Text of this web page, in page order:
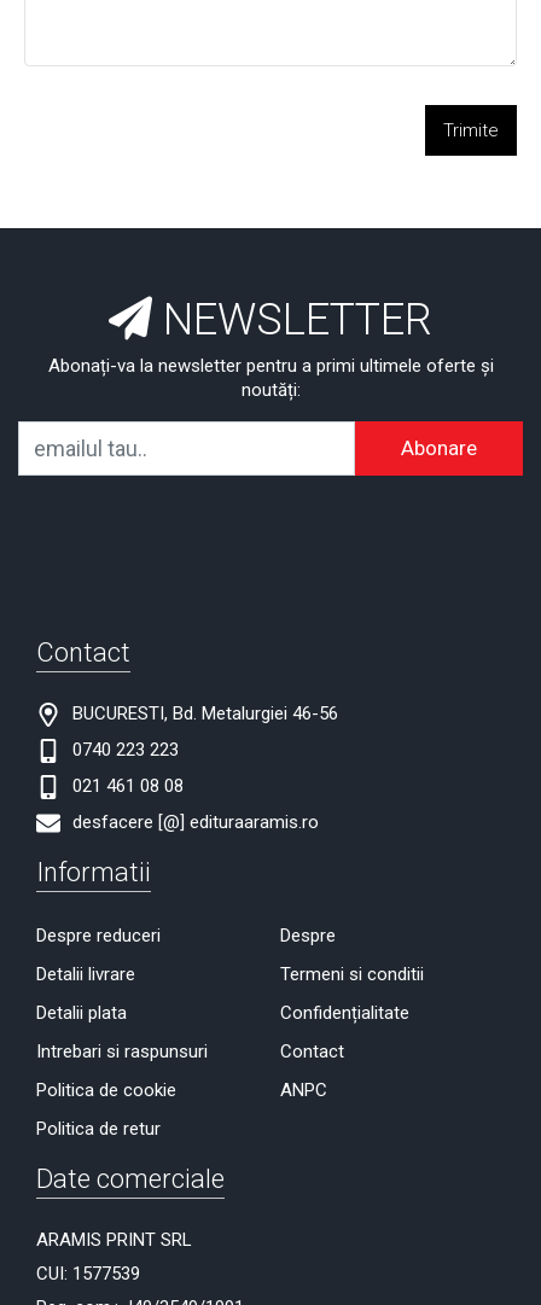
Trimite
NEWSLETTER
Abonați-va la newsletter pentru a primi ultimele oferte și
noutăți:
Abonare
Contact
BUCURESTI, Bd. Metalurgiei 46-56
0740 223 223
021 461 08 08
desfacere [@] edituraaramis.ro
Informatii
Despre reduceri
Detalii livrare
Detalii plata
Intrebari si raspunsuri
Politica de cookie
Politica de retur
Despre
Termeni si conditii
Confidențialitate
Contact
ANPC
Date comerciale
ARAMIS PRINT SRL
CUI: 1577539